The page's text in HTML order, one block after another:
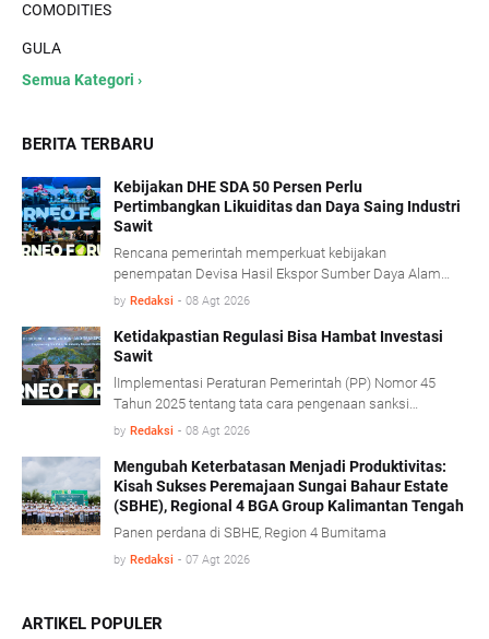
COMODITIES
GULA
Semua Kategori ›
BERITA TERBARU
Kebijakan DHE SDA 50 Persen Perlu
Pertimbangkan Likuiditas dan Daya Saing Industri
Sawit
Rencana pemerintah memperkuat kebijakan
penempatan Devisa Hasil Ekspor Sumber Daya Alam
(DHE SDA) menjadi 50 persen dinilai perlu
usaha industri kelapa sawit.
by Redaksi - 08 Agt 2026
Ketidakpastian Regulasi Bisa Hambat Investasi
Sawit
lImplementasi Peraturan Pemerintah (PP) Nomor 45
Tahun 2025 tentang tata cara pengenaan sanksi
administratif di bidang kehutanan diharapkan mampu
iklim investasi.
by Redaksi - 08 Agt 2026
Mengubah Keterbatasan Menjadi Produktivitas:
Kisah Sukses Peremajaan Sungai Bahaur Estate
(SBHE), Regional 4 BGA Group Kalimantan Tengah
Panen perdana di SBHE, Region 4 Bumitama
by Redaksi - 07 Agt 2026
ARTIKEL POPULER